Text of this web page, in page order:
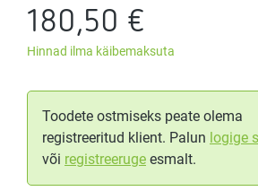
180,50 €
Hinnad ilma käibemaksuta
Toodete ostmiseks peate olema
registreeritud klient. Palun logige
või registreeruge esmalt.